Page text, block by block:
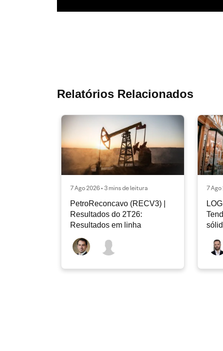
Relatórios Relacionados
7 Ago 2026 • 3 mins de leitura
PetroReconcavo (RECV3) |
Resultados do 2T26:
Resultados em linha
7 Ago